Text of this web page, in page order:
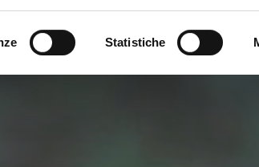
Statistiche